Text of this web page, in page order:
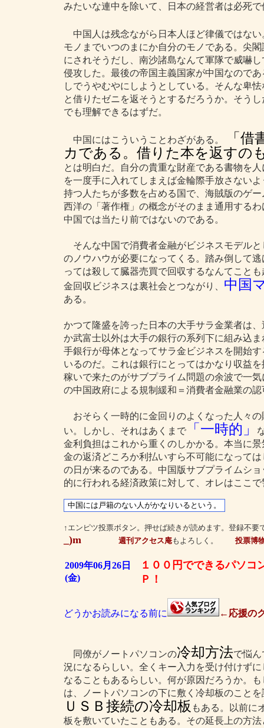
みたいな連中を除いて、日本の経営者は必死
中国人は残念ながら日本人ほど律儀ではない
モノまでいつのまにか自分のモノである。尖
にされそうだし、南沙諸島なんて軍隊で威嚇
侵攻した。最後の帝国主義国家が中国なので
しでうやむやにしようとしている。そんな卑
と借りたゼニを返そうとするだろうか。そう
でも理解できるはずだ。
中国にはこういうことわざがある。
「
カである。借りた本を返すの
とは明白だ。自分の貴重な財産である書物を
を一度手に入れてしまえば金輪際手放さない
持つ人たちが多数を占める国で、海賊版のゲ
西洋の「著作権」の概念がそのまま通用する
中国では当たり前ではないのである。
そんな中国で消費者金融がビジネスモデル
のノウハウが必要になってくる。踏み倒して
っては殺して臓器売買で回収するなんてこと
金回収ビジネスは裏社会とつながり、 中国
ある。
かつて隆盛を誇った日本の大手サラ金業者は
か武富士以外は大手の銀行の系列下に組み込
手銀行が母体となってサラ金ビジネスを開始
いるのだ。これは銀行にとってはかなり収益
稼いで来たのがサブプライム問題の余波で一
の中国政府による規制緩和＝消費者金融業の
おそらく一時的に金回りのよくなった人々
い。しかし、それはあくまで「一時的」
金利負担はこれから重くのしかかる。本当に
金の返済どころか利払いすら不可能になって
の日が来るのである。中国版サブプライムシ
的に行われる経済政策に対して、オレはここ
↑エンピツ投票ボタン。押せば続きが読めます。登録不要
_)m 週刊アクセス庵もよろしく。 投票博
2009年06月26日
(金)
１００円でできるパソコ
Ｐ！
どうかお読みになる前に ←応援の
同僚がノートパソコンの冷却方法で悩ん
況になるらしい。全くキー入力を受け付けず
なることもあるらしい。何が原因だろうか。
は、ノートパソコンの下に敷く冷却板のこと
ＵＳＢ接続の冷却板 もある。以前に
板を敷いていたこともある。その延長上の方